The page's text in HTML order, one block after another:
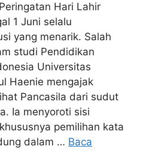
Hari Lahir
1 Juni selalu
yang menarik. Salah
studi Pendidikan
Universitas
Haenie mengajak
Pancasila dari sudut
Ia menyoroti sisi
pemilihan kata
dalam … Baca